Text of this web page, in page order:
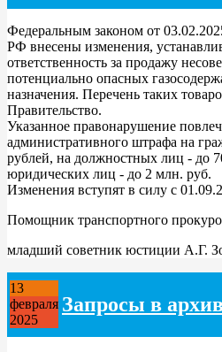
Федеральным законом от
РФ внесены изменения,
ответственность за продажу
потенциально опасных
назначения. Перечень таких
Правительство.
Указанное правонарушение
административного штрафа на
рублей, на должностных лиц - до
юридических лиц - до 2 млн. руб.
Изменения вступят в силу с
Помощник транспортного
младший советник юстиции А.Г.
13
февраля
2025
Запросы в